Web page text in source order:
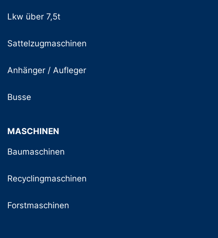
Lkw über 7,5t
Sattelzugmaschinen
Anhänger / Aufleger
Busse
MASCHINEN
Baumaschinen
Recyclingmaschinen
Forstmaschinen